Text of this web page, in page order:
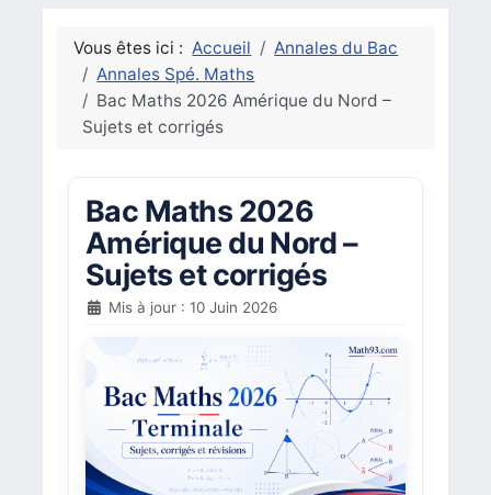
Vous êtes ici : Accueil
Annales du Bac
Annales Spé. Maths
Bac Maths 2026 Amérique du Nord –
Sujets et corrigés
Bac Maths 2026
Amérique du Nord –
Sujets et corrigés
Mis à jour : 10 Juin 2026